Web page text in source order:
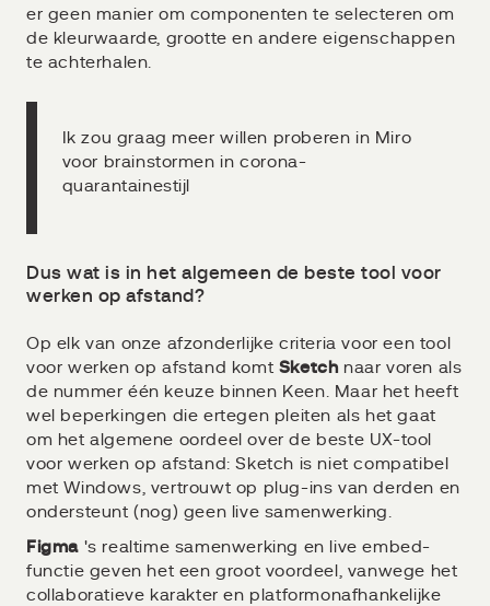
er geen manier om componenten te selecteren om
de kleurwaarde, grootte en andere eigenschappen
te achterhalen.
Ik zou graag meer willen proberen in Miro
voor brainstormen in corona-
quarantainestijl
Dus wat is in het algemeen de beste tool voor
werken op afstand?
Op elk van onze afzonderlijke criteria voor een tool
voor werken op afstand komt Sketchnaar voren als
de nummer één keuze binnen Keen. Maar het heeft
wel beperkingen die ertegen pleiten als het gaat
om het algemene oordeel over de beste UX-tool
voor werken op afstand: Sketch is niet compatibel
met Windows, vertrouwt op plug-ins van derden en
ondersteunt (nog) geen live samenwerking.
Figma 's realtime samenwerking en live embed-
functie geven het een groot voordeel, vanwege het
collaboratieve karakter en platformonafhankelijke